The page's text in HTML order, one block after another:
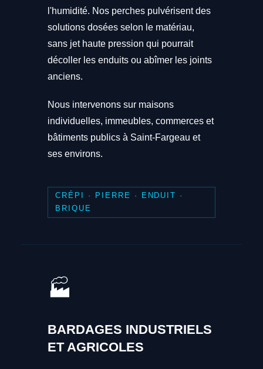
l'humidité. Nos perches pulvérisent des
solutions dosées selon le matériau,
sans jet haute pression qui pourrait
décoller les enduits ou abîmer les joints
anciens.
Nous intervenons sur maisons
individuelles, immeubles, commerces et
bâtiments publics à Saint-Fargeau et
ses environs.
CRÉPI · PIERRE · ENDUIT ·
BRIQUE
🏭
BARDAGES INDUSTRIELS
ET AGRICOLES